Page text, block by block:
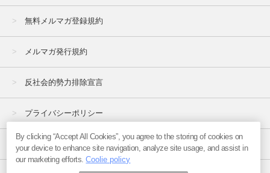
無料メルマガ登録規約
メルマガ発行規約
反社会的勢力排除宣言
プライバシーポリシー
特定商取引法
By clicking “Accept All Cookies”, you agree to the storing of cookies on
your device to enhance site navigation, analyze site usage, and assist in
our marketing efforts.Coolie policy